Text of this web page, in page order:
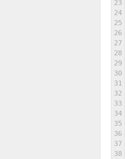
23
24
25
26
27
28
29
30
31
32
33
34
35
36
37
38